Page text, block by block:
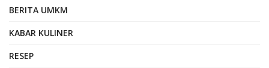
BERITA UMKM
KABAR KULINER
RESEP